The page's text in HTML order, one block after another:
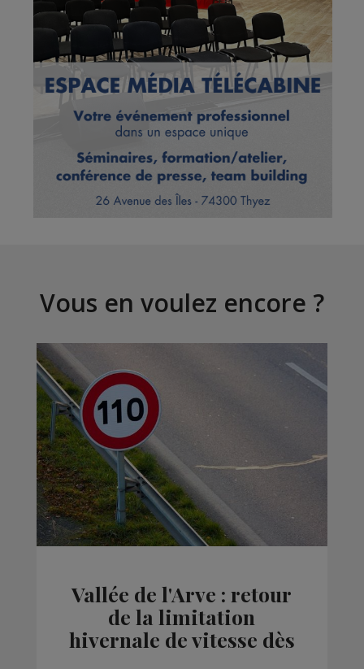
Vous en voulez encore ?
Vallée de l'Arve : retour
de la limitation
hivernale de vitesse dès